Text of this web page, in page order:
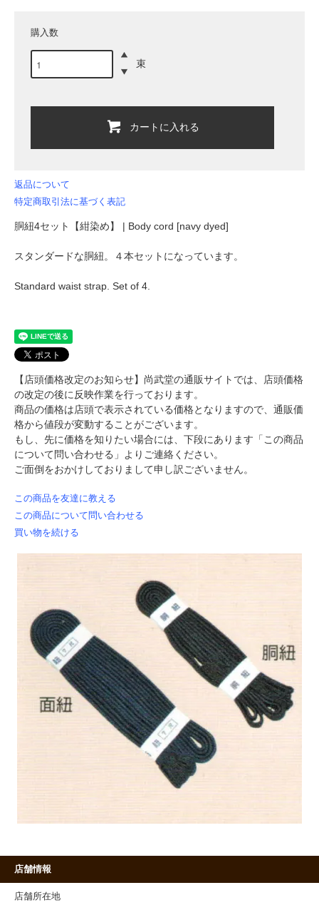
購入数
束
カートに入れる
返品について
特定商取引法に基づく表記
胴紐4セット【紺染め】 | Body cord [navy dyed]
スタンダードな胴紐。４本セットになっています。
Standard waist strap. Set of 4.
【店頭価格改定のお知らせ】尚武堂の通販サイトでは、店頭価格
の改定の後に反映作業を行っております。
商品の価格は店頭で表示されている価格となりますので、通販価
格から値段が変動することがございます。
もし、先に価格を知りたい場合には、下段にあります「この商品
について問い合わせる」よりご連絡ください。
ご面倒をおかけしておりまして申し訳ございません。
この商品を友達に教える
この商品について問い合わせる
買い物を続ける
店舗情報
店舗所在地